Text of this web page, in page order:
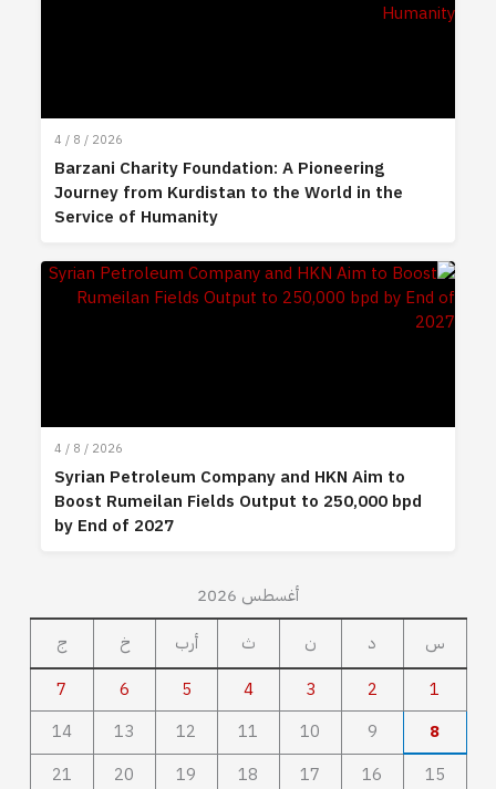
4 / 8 / 2026
Barzani Charity Foundation: A Pioneering
Journey from Kurdistan to the World in the
Service of Humanity
4 / 8 / 2026
Syrian Petroleum Company and HKN Aim to
Boost Rumeilan Fields Output to 250,000 bpd
by End of 2027
أغسطس 2026
س
د ن ث أرب خ
ج
1
2
3
4
5
6
7
8
9
10
11
12
13
14
15
16
17
18
19
20
21